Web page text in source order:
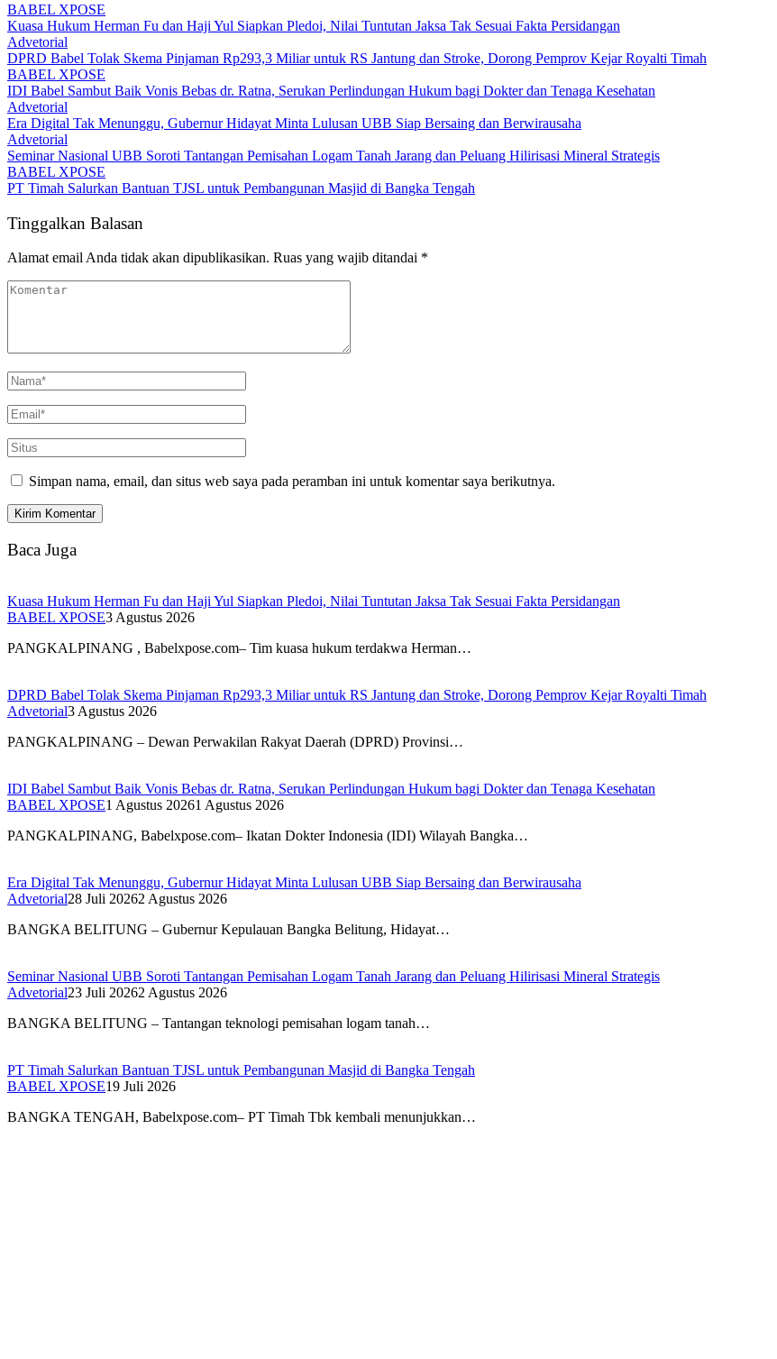
BABEL XPOSE
Kuasa Hukum Herman Fu dan Haji Yul Siapkan Pledoi, Nilai Tuntutan Jaksa Tak Sesuai Fakta Persidangan
Advetorial
DPRD Babel Tolak Skema Pinjaman Rp293,3 Miliar untuk RS Jantung dan Stroke, Dorong Pemprov Kejar Royalti Timah
BABEL XPOSE
IDI Babel Sambut Baik Vonis Bebas dr. Ratna, Serukan Perlindungan Hukum bagi Dokter dan Tenaga Kesehatan
Advetorial
Era Digital Tak Menunggu, Gubernur Hidayat Minta Lulusan UBB Siap Bersaing dan Berwirausaha
Advetorial
Seminar Nasional UBB Soroti Tantangan Pemisahan Logam Tanah Jarang dan Peluang Hilirisasi Mineral Strategis
BABEL XPOSE
PT Timah Salurkan Bantuan TJSL untuk Pembangunan Masjid di Bangka Tengah
Tinggalkan Balasan
Alamat email Anda tidak akan dipublikasikan. Ruas yang wajib ditandai *
Simpan nama, email, dan situs web saya pada peramban ini untuk komentar saya berikutnya.
Baca Juga
Kuasa Hukum Herman Fu dan Haji Yul Siapkan Pledoi, Nilai Tuntutan Jaksa Tak Sesuai Fakta Persidangan
BABEL XPOSE3 Agustus 2026
PANGKALPINANG , Babelxpose.com– Tim kuasa hukum terdakwa Herman…
DPRD Babel Tolak Skema Pinjaman Rp293,3 Miliar untuk RS Jantung dan Stroke, Dorong Pemprov Kejar Royalti Timah
Advetorial3 Agustus 2026
PANGKALPINANG – Dewan Perwakilan Rakyat Daerah (DPRD) Provinsi…
IDI Babel Sambut Baik Vonis Bebas dr. Ratna, Serukan Perlindungan Hukum bagi Dokter dan Tenaga Kesehatan
BABEL XPOSE1 Agustus 20261 Agustus 2026
PANGKALPINANG, Babelxpose.com– Ikatan Dokter Indonesia (IDI) Wilayah Bangka…
Era Digital Tak Menunggu, Gubernur Hidayat Minta Lulusan UBB Siap Bersaing dan Berwirausaha
Advetorial28 Juli 20262 Agustus 2026
BANGKA BELITUNG – Gubernur Kepulauan Bangka Belitung, Hidayat…
Seminar Nasional UBB Soroti Tantangan Pemisahan Logam Tanah Jarang dan Peluang Hilirisasi Mineral Strategis
Advetorial23 Juli 20262 Agustus 2026
BANGKA BELITUNG – Tantangan teknologi pemisahan logam tanah…
PT Timah Salurkan Bantuan TJSL untuk Pembangunan Masjid di Bangka Tengah
BABEL XPOSE19 Juli 2026
BANGKA TENGAH, Babelxpose.com– PT Timah Tbk kembali menunjukkan…